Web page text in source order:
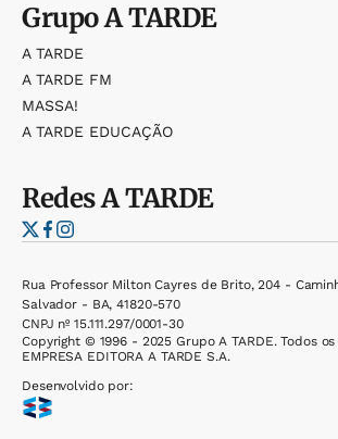
GrupoA TARDE
A TARDE
A TARDE FM
MASSA!
A TARDE EDUCAÇÃO
RedesA TARDE
Rua Professor Milton Cayres de Brito, 204 -
Salvador - BA, 41820-570
CNPJ nº 15.111.297/0001-30
Copyright © 1996 - 2025 Grupo A TARDE. Todos
EMPRESA EDITORA A TARDE S.A.
Desenvolvido por: